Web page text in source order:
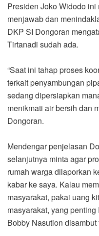
Presiden Joko Widodo
menjawab dan
DKP SI Dongoran
Tirtanadi sudah ada.
“Saat ini tahap proses
terkait penyambungan
sedang dipersiapkan
menikmati air bersih dan
Dongoran.
Mendengar penjelasan
selanjutnya minta agar
rumah warga dilaporkan
kabar ke saya. Kalau
masyarakat, pakai uang
masyarakat, yang
Bobby Nasution